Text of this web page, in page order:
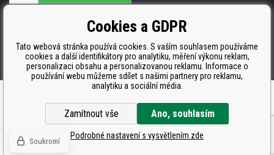
ISO 9001. ISO 14001 a STMC.
Internetové obchodyawww stránky:BINARGON.cz
© Všechna práva vyhrazena CDRmarket.cz -
Cookies a GDPR
Tato webová stránka používá cookies. S vaším souhlasem používáme
cookies a další identifikátory pro analytiku, měření výkonu reklam,
personalizaci obsahu a personalizovanou reklamu. Informace o
používání webu můžeme sdílet s našimi partnery pro reklamu,
analytiku a sociální média.
Zamítnout vše Ano, souhlasím
Podrobné nastavení s vysvětlením zde
Soukromí